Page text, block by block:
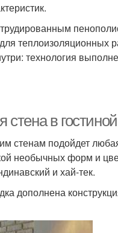
теплоизоляционных
технология
в гостиной
стенам подойдет
необычных форм и
и хай-тек.
дополнена